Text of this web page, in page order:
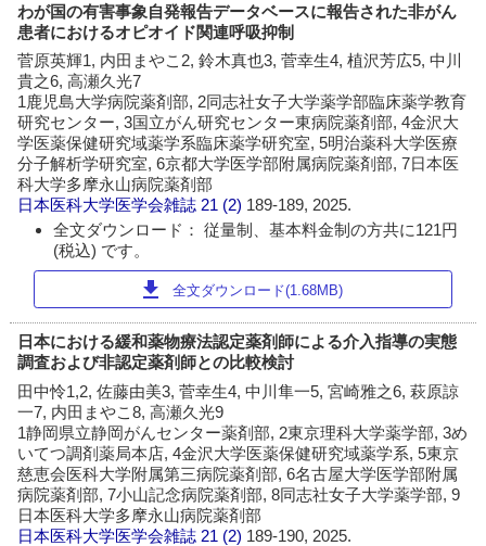
わが国の有害事象自発報告データベースに報告された非がん
患者におけるオピオイド関連呼吸抑制
菅原英輝1, 内田まやこ2, 鈴木真也3, 菅幸生4, 植沢芳広5, 中川
貴之6, 高瀬久光7
1鹿児島大学病院薬剤部, 2同志社女子大学薬学部臨床薬学教育
研究センター, 3国立がん研究センター東病院薬剤部, 4金沢大
学医薬保健研究域薬学系臨床薬学研究室, 5明治薬科大学医療
分子解析学研究室, 6京都大学医学部附属病院薬剤部, 7日本医
科大学多摩永山病院薬剤部
日本医科大学医学会雑誌 21 (2) 189-189, 2025.
全文ダウンロード： 従量制、基本料金制の方共に121円
(税込) です。
download 全文ダウンロード(1.68MB)
日本における緩和薬物療法認定薬剤師による介入指導の実態
調査および非認定薬剤師との比較検討
田中怜1,2, 佐藤由美3, 菅幸生4, 中川隼一5, 宮崎雅之6, 萩原諒
一7, 内田まやこ8, 高瀬久光9
1静岡県立静岡がんセンター薬剤部, 2東京理科大学薬学部, 3め
いてつ調剤薬局本店, 4金沢大学医薬保健研究域薬学系, 5東京
慈恵会医科大学附属第三病院薬剤部, 6名古屋大学医学部附属
病院薬剤部, 7小山記念病院薬剤部, 8同志社女子大学薬学部, 9
日本医科大学多摩永山病院薬剤部
日本医科大学医学会雑誌 21 (2) 189-190, 2025.